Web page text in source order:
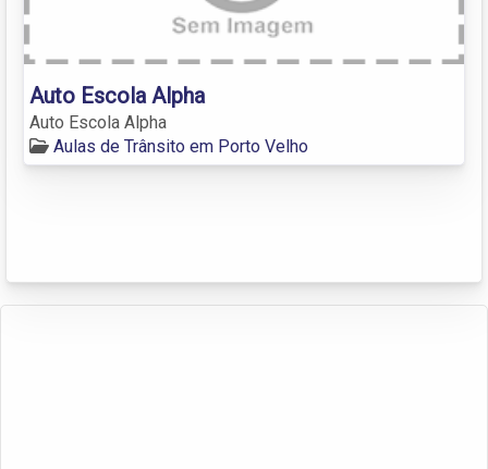
Auto Escola Alpha
Auto Escola Alpha
Aulas de Trânsito em Porto Velho